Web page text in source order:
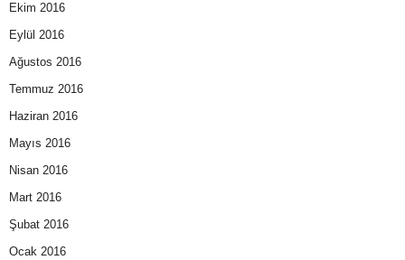
Ekim 2016
Eylül 2016
Ağustos 2016
Temmuz 2016
Haziran 2016
Mayıs 2016
Nisan 2016
Mart 2016
Şubat 2016
Ocak 2016